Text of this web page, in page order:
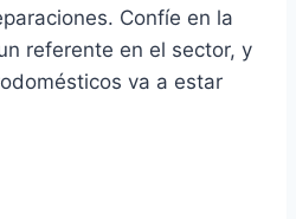
Confíe en la
referente en el sector, y
va a estar